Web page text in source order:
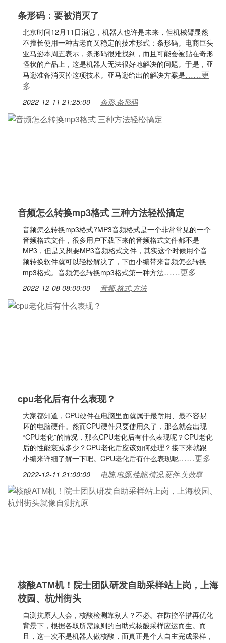
条形码：要被消灭了
北京时间12月11日消息，机器人也许是未来，但机械臂显然
不擅长使用一种古老而又稳定的技术形式：条形码。电商巨头
亚马逊本周五表示，条形码很难找到，而且可能会被贴在奇形
怪状的产品上，这是机器人无法很好地解决的问题。于是，亚
马逊准备消灭掉这项技术。亚马逊给出的解决方案是……更
多
2022-12-11 21:25:00 条形,条形码
音频怎么转换mp3格式 三种方法轻松搞定
音频怎么转换mp3格式?MP3音频格式是一个非常常见的一个
音频格式文件，很多用户下载下来的音频格式文件都不是
MP3，但是又想要MP3音频格式文件，其实这个时候用个音
频转换软件就可以轻松解决了，下面小编带来音频怎么转换
mp3格式。音频怎么转换mp3格式第一种方法……更多
2022-12-08 08:00:00 音频,格式,方法
cpu老化后有什么表现？
大家都知道，CPU硬件在电脑里面就属于最耐用、最不容易
坏的电脑硬件。然而CPU硬件只要使用久了，那么就会出现
“CPU老化”的情况，那么CPU老化后有什么表现呢？CPU老化
后的性能衰减多少？CPU老化后应该如何处理？接下来就跟
小编来详细了解一下吧。CPU老化后有什么表现呢……更多
2022-12-11 21:00:00 电脑,电源,性能,情况,硬件,失效率
核酸ATM机！院士团队研发自助采样站上岗，上海
校园、杭州街头
自测抗原人人会，核酸检测靠别人？不必。在防控举措再优化
背景下，根据各取所需原则的自助式核酸采样应运而生。而
且，这一次不是机器人做核酸，而真正是个人自主完成采样，